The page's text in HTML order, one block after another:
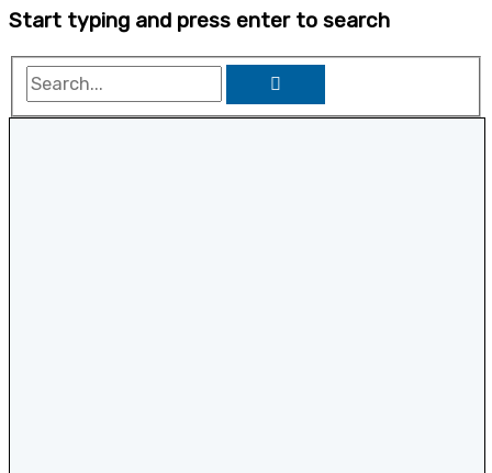
Start typing and press enter to search